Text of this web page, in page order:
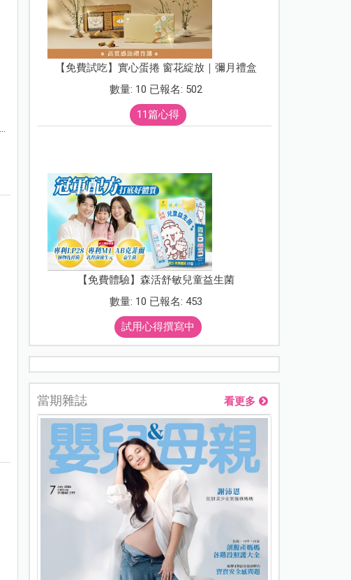
【免費試吃】實心蛋捲 窗花綻放｜彌月禮盒
數量: 10 已報名: 502
11篇心得
【免費體驗】森活舒敏兒童益生菌
數量: 10 已報名: 453
試用心得撰寫中
當期雜誌 看更多